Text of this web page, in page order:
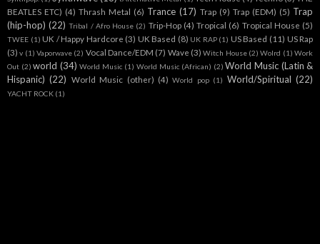
BEATLES ETC) (4) Thrash Metal (6) Trance (17) Trap (9) Trap (EDM) (5) Trap
(hip-hop) (22) Tribal / Afro House (2) Trip-Hop (4) Tropical (6) Tropical House (5)
TWEE (1) UK / Happy Hardcore (3) UK Based (8) UK RAP (1) US Based (11) US Rap
(3) v (1) Vaporwave (2) Vocal Dance/EDM (7) Wave (3) Witch House (2) Wolrd (1) Work
Out (2) world (34) World Music (1) World Music (African) (2) World Music (Latin &
Hispanic) (22) World Music (other) (4) World pop (1) World/Spiritual (22)
YACHT ROCK (1)